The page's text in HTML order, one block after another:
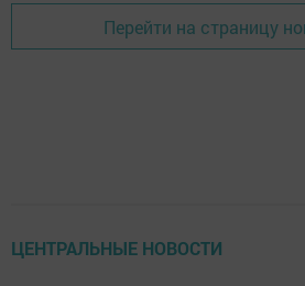
Перейти на страницу
ЦЕНТРАЛЬНЫЕ НОВОСТИ